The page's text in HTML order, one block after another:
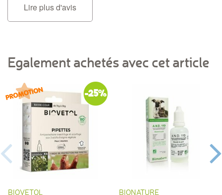
Lire plus d'avis
Egalement achetés avec cet article
-25%
BIOVETOL BIONATURE